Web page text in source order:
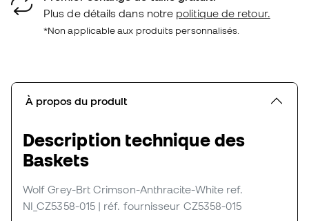
Plus de détails dans notre politique de retour.
*Non applicable aux produits personnalisés.
À propos du produit
Description technique des
Baskets
Wolf Grey-Brt Crimson-Anthracite-White ref.
NI_CZ5358-015 | réf. fournisseur CZ5358-015